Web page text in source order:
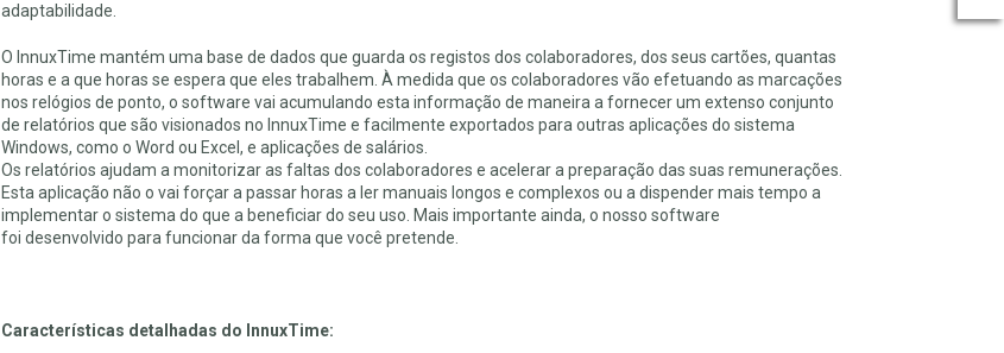
adaptabilidade.
O InnuxTime mantém uma base de dados que guarda os registos dos colaboradores, dos seus cartões, quantas
horas e a que horas se espera que eles trabalhem. À medida que os colaboradores vão efetuando as marcações
nos relógios de ponto, o software vai acumulando esta informação de maneira a fornecer um extenso conjunto
de relatórios que são visionados no InnuxTime e facilmente exportados para outras aplicações do sistema
Windows, como o Word ou Excel, e aplicações de salários.
Os relatórios ajudam a monitorizar as faltas dos colaboradores e acelerar a preparação das suas remunerações.
Esta aplicação não o vai forçar a passar horas a ler manuais longos e complexos ou a dispender mais tempo a
implementar o sistema do que a beneficiar do seu uso. Mais importante ainda, o nosso software
foi desenvolvido para funcionar da forma que você pretende.
Características detalhadas do InnuxTime: